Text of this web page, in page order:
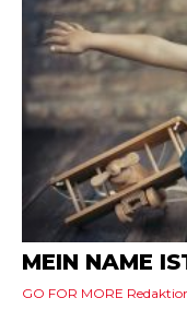
MEIN NAME
GO FOR MORE